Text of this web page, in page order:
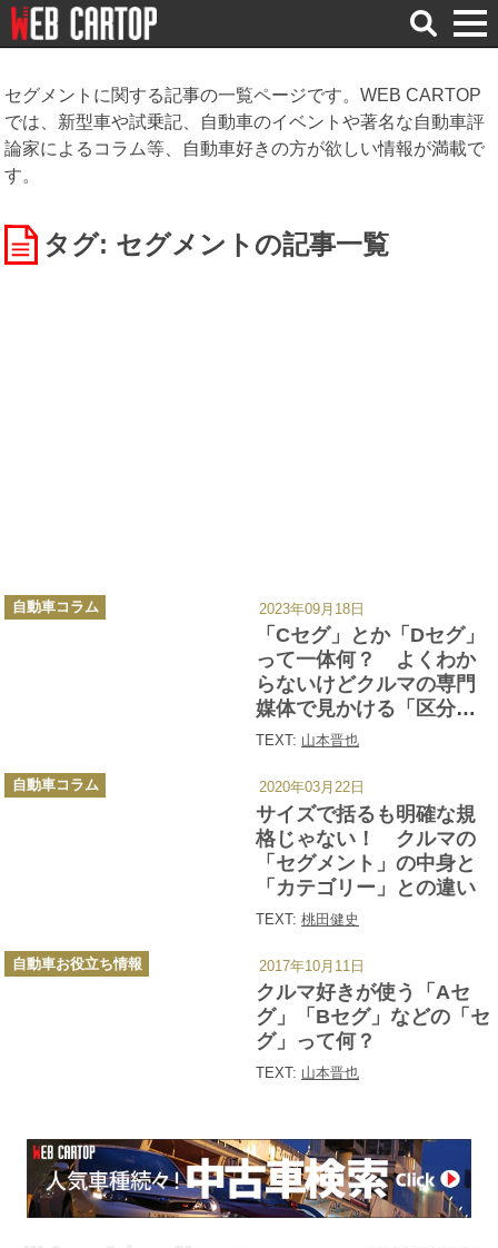
検
索
セグメントに関する記事の一覧ページです。WEB CARTOP
では、新型車や試乗記、自動車のイベントや著名な自動車評
論家によるコラム等、自動車好きの方が欲しい情報が満載で
す。
タグ: セグメント の記事一覧
「Cセグ」とか「Dセグ」
って一体何？ よくわか
らないけどクルマの専門
媒体で見かける「区分」
について考えてみた
TEXT: 山本晋也
カ
テ
自動車コラム 2023年09月18日
サイズで括るも明確な規
格じゃない！ クルマの
「セグメント」の中身と
「カテゴリー」との違い
TEXT: 桃田健史
カ
テ
自動車コラム 2020年03月22日
クルマ好きが使う「Aセ
グ」「Bセグ」などの「セ
グ」って何？
TEXT: 山本晋也
カ
テ
自動車お役立ち情報 2017年10月11日